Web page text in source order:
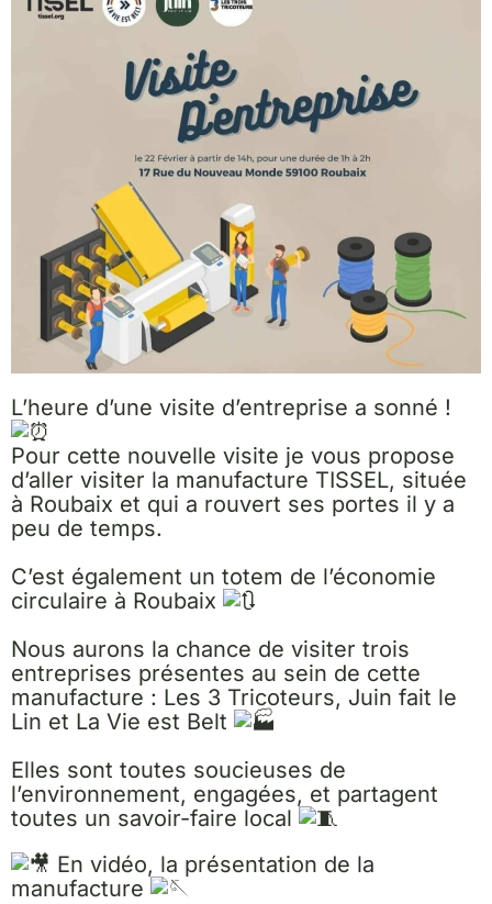
L’heure d’une visite d’entreprise a sonné !
Pour cette nouvelle visite je vous propose
d’aller visiter la manufacture TISSEL, située
à Roubaix et qui a rouvert ses portes il y a
peu de temps.
C’est également un totem de l’économie
circulaire à Roubaix
Nous aurons la chance de visiter trois
entreprises présentes au sein de cette
manufacture : Les 3 Tricoteurs, Juin fait le
Lin et La Vie est Belt
Elles sont toutes soucieuses de
l’environnement, engagées, et partagent
toutes un savoir-faire local
En vidéo, la présentation de la
manufacture